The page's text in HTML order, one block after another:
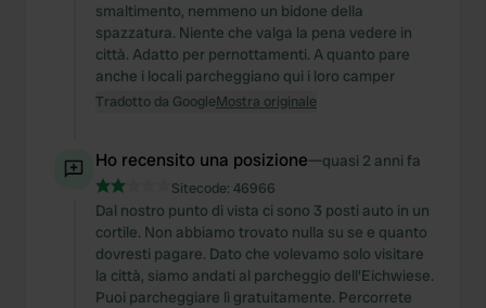
smaltimento, nemmeno un bidone della
spazzatura. Niente che valga la pena vedere in
città. Adatto per pernottamenti. A quanto pare
anche i locali parcheggiano qui i loro camper
Tradotto da GoogleMostra originale
Ho recensito una posizione—quasi 2 anni fa
Sitecode: 46966
Dal nostro punto di vista ci sono 3 posti auto in un
cortile. Non abbiamo trovato nulla su se e quanto
dovresti pagare. Dato che volevamo solo visitare
la città, siamo andati al parcheggio dell'Eichwiese.
Puoi parcheggiare lì gratuitamente. Percorrete